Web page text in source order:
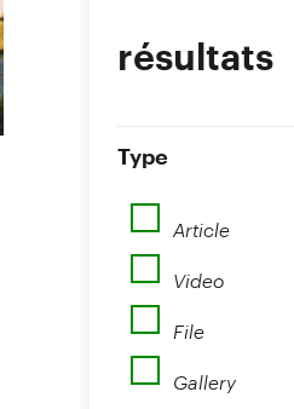
résultats
Type
Article
Video
File
Gallery